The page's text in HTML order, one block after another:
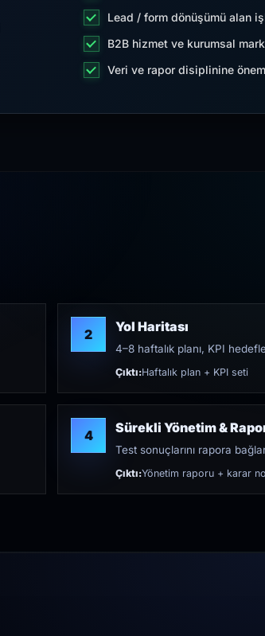
Lead / form dönüşümü alan
B2B hizmet ve kurumsal
Veri ve rapor disiplinine
2 Yol Haritası
4–8 haftalık planı, KPI
Çıktı:Haftalık plan + KPI seti
4 Sürekli Yönetim &
Test sonuçlarını rapora
Çıktı:Yönetim raporu + karar